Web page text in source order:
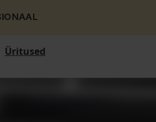
Üritused